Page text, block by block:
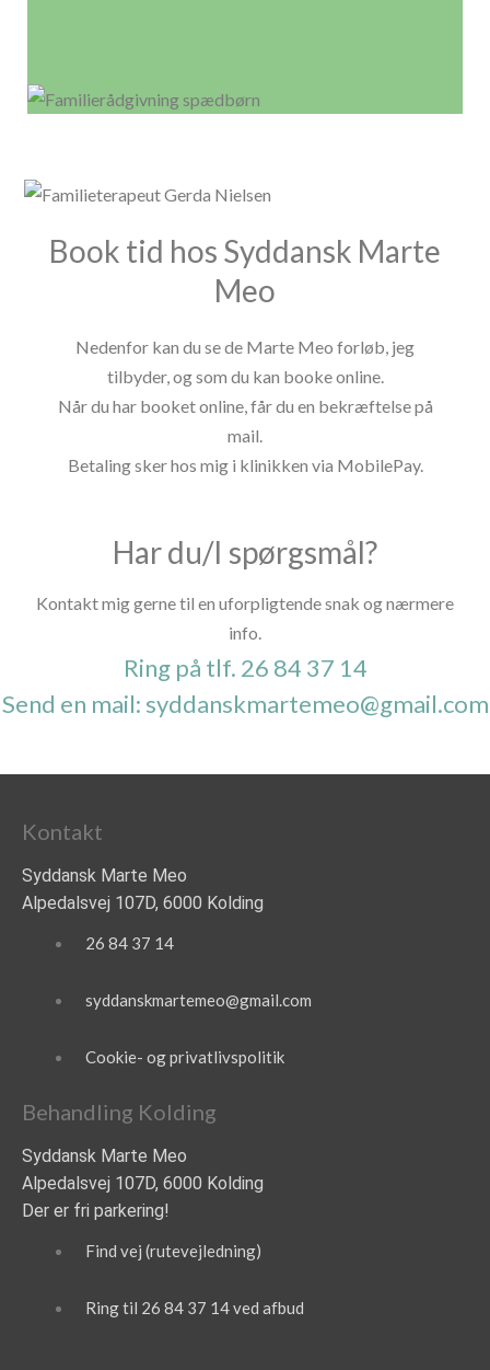
Book tid hos Syddansk Marte
Meo
Nedenfor kan du se de Marte Meo forløb, jeg
tilbyder, og som du kan booke online.
Når du har booket online, får du en bekræftelse på
mail.
Betaling sker hos mig i klinikken via MobilePay.
Har du/I spørgsmål?
Kontakt mig gerne til en uforpligtende snak og nærmere
info.
Ring på tlf. 26 84 37 14
Send en mail: syddanskmartemeo@gmail.com
Kontakt
Syddansk Marte Meo
Alpedalsvej 107D, 6000 Kolding
26 84 37 14
syddanskmartemeo@gmail.com
Cookie- og privatlivspolitik
Behandling Kolding
Syddansk Marte Meo
Alpedalsvej 107D, 6000 Kolding
Der er fri parkering!
Find vej (rutevejledning)
Ring til 26 84 37 14 ved afbud